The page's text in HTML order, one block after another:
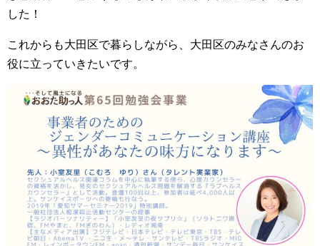
した！
これからも大田区で暮らしながら、大田区のみなさんのお
役に立っていきたいです。